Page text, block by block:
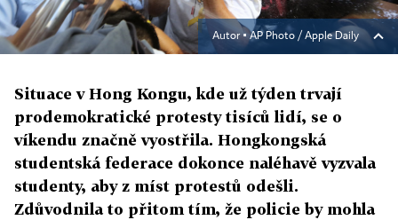
Autor ▪ AP Photo / Apple Daily
Situace v Hong Kongu, kde už týden trvají
prodemokratické protesty tisíců lidí, se o
víkendu značně vyostřila. Hongkongská
studentská federace dokonce naléhavě vyzvala
studenty, aby z míst protestů odešli.
Zdůvodnila to přitom tím, že policie by mohla